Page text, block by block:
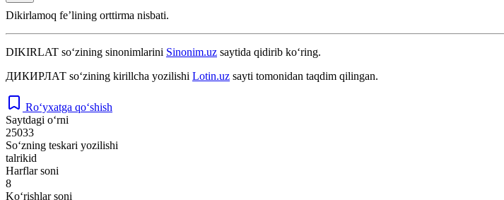
Dikirlamoq feʼlining orttirma nisbati.
DIKIRLAT so‘zining sinonimlarini Sinonim.uz saytida qidirib ko‘ring.
ДИКИРЛАТ so‘zining kirillcha yozilishi Lotin.uz sayti tomonidan taqdim qilingan.
Ro‘yxatga qo‘shish
Saytdagi o‘rni
25033
So‘zning teskari yozilishi
talrikid
Harflar soni
8
Ko‘rishlar soni